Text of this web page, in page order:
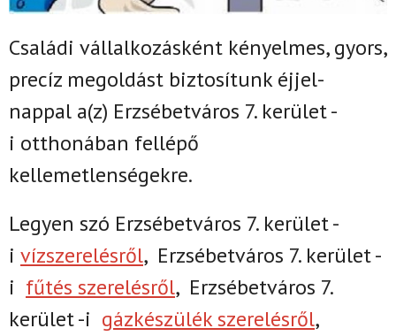
Családi vállalkozásként kényelmes, gyors,
precíz megoldást biztosítunkéjjel-
nappal a(z) Erzsébetváros 7. kerület -
i otthonában fellépő
kellemetlenségekre.
Legyen szó Erzsébetváros 7. kerület -
i vízszerelésről, Erzsébetváros 7. kerület -
i fűtés szerelésről, Erzsébetváros 7.
kerület -i gázkészülék szerelésről,